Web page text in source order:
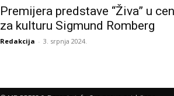
Premijera predstave “Živa” u
za kulturu Sigmund Romberg
Redakcija - 3. srpnja 2024.